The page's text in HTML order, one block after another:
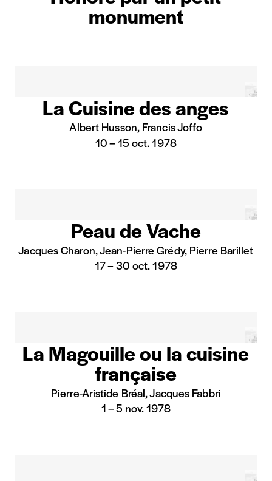
Les Célestins
Mécénat
Événement entreprise
monument
La Cuisine des anges
Albert Husson, Francis Joffo
10–15 oct. 1978
Peau de Vache
Jacques Charon, Jean-Pierre Grédy, Pierre Barillet
17–30 oct. 1978
La Magouille ou la cuisine
française
Pierre-Aristide Bréal, Jacques Fabbri
1–5 nov. 1978